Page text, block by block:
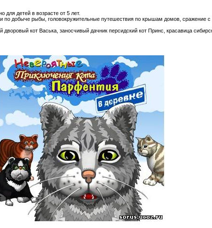
для детей в возрасте от 5 лет.
по добыче рыбы, головокружительные путешествия по крышам домов, сражение
кот Васька, заносчивый дачник персидский кот Принс, красавица